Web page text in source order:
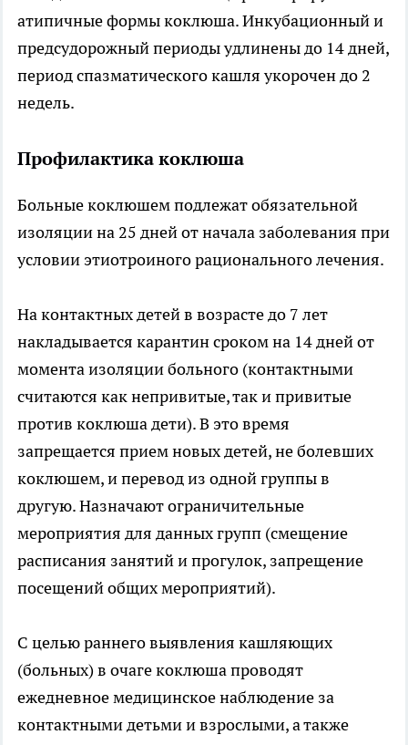
атипичные формы коклюша. Инкубационный и
предсудорожный периоды удлинены до 14 дней,
период спазматического кашля укорочен до 2
недель.
Профилактика коклюша
Больные коклюшем подлежат обязательной
изоляции на 25 дней от начала заболевания при
условии этиотроиного рационального лечения.
На контактных детей в возрасте до 7 лет
накладывается карантин сроком на 14 дней от
момента изоляции больного (контактными
считаются как непривитые, так и привитые
против коклюша дети). В это время
запрещается прием новых детей, не болевших
коклюшем, и перевод из одной группы в
другую. Назначают ограничительные
мероприятия для данных групп (смещение
расписания занятий и прогулок, запрещение
посещений общих мероприятий).
С целью раннего выявления кашляющих
(больных) в очаге коклюша проводят
ежедневное медицинское наблюдение за
контактными детьми и взрослыми, а также